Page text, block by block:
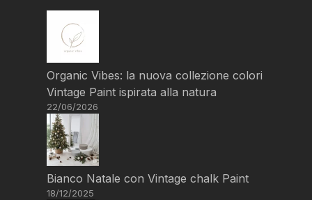
Organic Vibes: la nuova collezione colori
Vintage Paint ispirata alla natura
22/06/2026
Bianco Natale con Vintage chalk Paint
18/12/2025